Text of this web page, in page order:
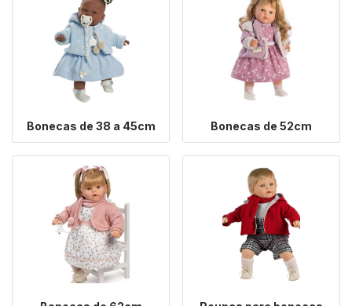
Bonecas de 38 a 45cm Bonecas de 52cm